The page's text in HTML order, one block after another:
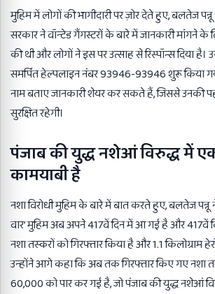
मुहिम में लोगों की भागीदारी पर ज़ोर देते हुए, बलतेज
सरकार ने वॉन्टेड गैंगस्टरों के बारे में जानकारी मांगने
की थी और लोगों ने इस पर उत्साह से रिस्पॉन्स दिया
समर्पित हेल्पलाइन नंबर 93946-93946 शुरू किया
नाम बताए जानकारी शेयर कर सकते हैं, जिससे उनकी
सुरक्षित रहेगी।
पंजाब की युद्ध नशेआं विरुद्ध में
कामयाबी है
नशा विरोधी मुहिम के बारे में बात करते हुए, बलतेज पन्नू
वार’ मुहिम अब अपने 417वें दिन में आ गई है और 417वें
नशा तस्करों को गिरफ्तार किया है और 1.1 किलोग्राम
उन्होंने आगे कहा कि अब तक गिरफ्तार किए गए नशा
60,000 को पार कर गई है, जो पंजाब की युद्ध नशेआं